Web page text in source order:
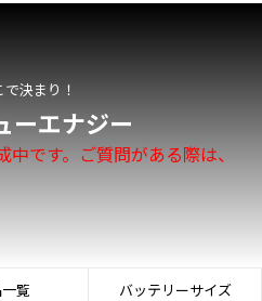
決まり！
ーエナジー
です。ご質問がある際は、
覧 バッテリーサイズ